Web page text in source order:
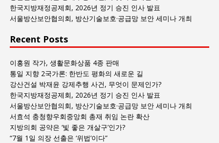
록
한국지방재정공제회, 2026년 정기 승진 인사 발표
서울방산보안협의회, 방산기술보호·공급망 보안 세미나 개최
Recent Posts
이홍원 작가, 생활문화상품 4종 판매
통일 지향 2국가론: 한반도 평화의 새로운 길
강산건설 박재윤 강제추행 사건, 무엇이 문제인가?
한국지방재정공제회, 2026년 정기 승진 인사 발표
서울방산보안협의회, 방산기술보호·공급망 보안 세미나 개최
서효석 충청향우회중앙회 총재 취임 논란 확산
지방의회 공약은 ‘빛 좋은 개살구’인가?
“7월 1일 의장 선출은 ‘위법’이다”